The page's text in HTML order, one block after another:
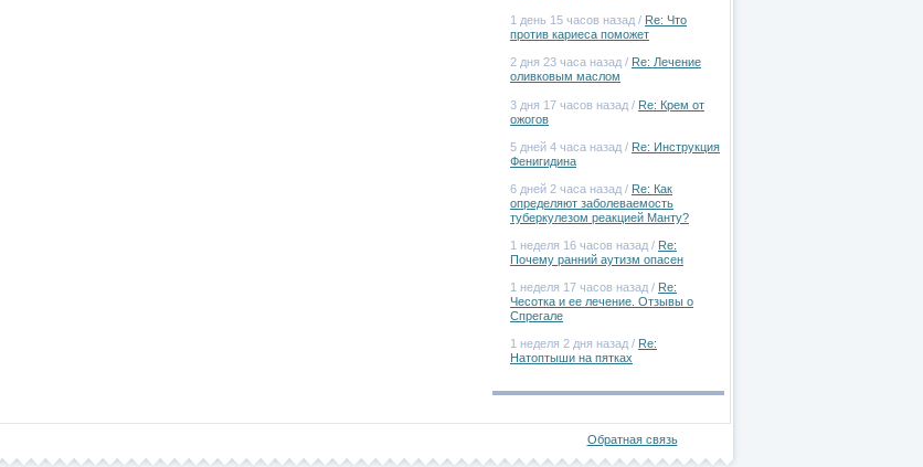
1 день 15 часов назад / Re: Что
против кариеса поможет
2 дня 23 часа назад / Re: Лечение
оливковым маслом
3 дня 17 часов назад / Re: Крем от
ожогов
5 дней 4 часа назад / Re: Инструкция
Фенигидина
6 дней 2 часа назад / Re: Как
определяют заболеваемость
туберкулезом реакцией Манту?
1 неделя 16 часов назад / Re:
Почему ранний аутизм опасен
1 неделя 17 часов назад / Re:
Чесотка и ее лечение. Отзывы о
Спрегале
1 неделя 2 дня назад / Re:
Натоптыши на пятках
Обратная связь